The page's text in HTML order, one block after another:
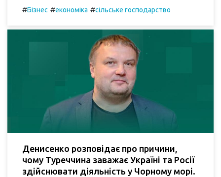
#Бізнес #економіка #сільське господарство
Денисенко розповідає про причини,
чому Туреччина заважає Україні та Росії
здійснювати діяльність у Чорному морі.